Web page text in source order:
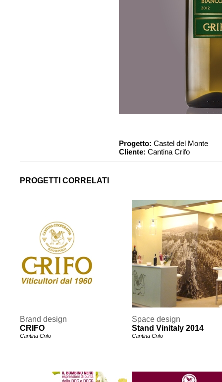
Progetto: Castel del Monte
Cliente: Cantina Crifo
PROGETTI CORRELATI
Brand design
CRIFO
Cantina Crifo
Space design
Stand Vinitaly 2014
Cantina Crifo